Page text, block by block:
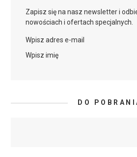
Zapisz się na nasz newsletter i
nowościach i ofertach specjalnych.
Wpisz adres e-mail
Wpisz imię
DO